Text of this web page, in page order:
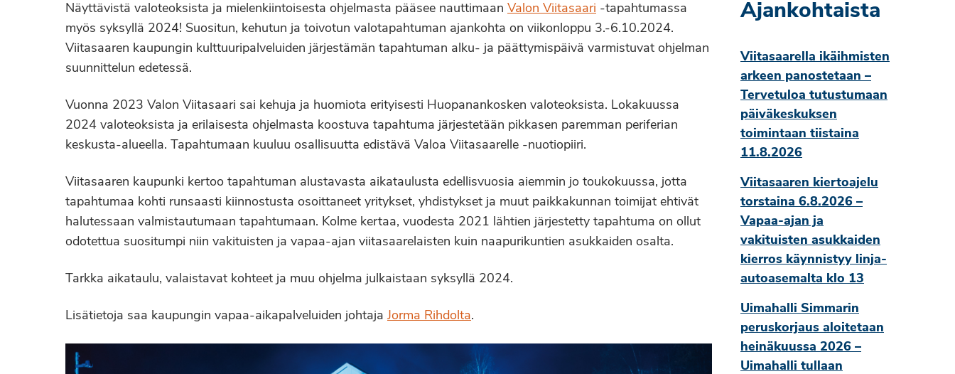
Näyttävistä valoteoksista ja mielenkiintoisesta ohjelmasta pääsee nauttimaan Valon Viitasaari -tapahtumassa
myös syksyllä 2024! Suositun, kehutun ja toivotun valotapahtuman ajankohta on viikonloppu 3.-6.10.2024.
Viitasaaren kaupungin kulttuuripalveluiden järjestämän tapahtuman alku- ja päättymispäivä varmistuvat ohjelman
suunnittelun edetessä.
Vuonna 2023 Valon Viitasaari sai kehuja ja huomiota erityisesti Huopanankosken valoteoksista. Lokakuussa
2024 valoteoksista ja erilaisesta ohjelmasta koostuva tapahtuma järjestetään pikkasen paremman periferian
keskusta-alueella. Tapahtumaan kuuluu osallisuutta edistävä Valoa Viitasaarelle -nuotiopiiri.
Viitasaaren kaupunki kertoo tapahtuman alustavasta aikataulusta edellisvuosia aiemmin jo toukokuussa, jotta
tapahtumaa kohti runsaasti kiinnostusta osoittaneet yritykset, yhdistykset ja muut paikkakunnan toimijat ehtivät
halutessaan valmistautumaan tapahtumaan. Kolme kertaa, vuodesta 2021 lähtien järjestetty tapahtuma on ollut
odotettua suositumpi niin vakituisten ja vapaa-ajan viitasaarelaisten kuin naapurikuntien asukkaiden osalta.
Tarkka aikataulu, valaistavat kohteet ja muu ohjelma julkaistaan syksyllä 2024.
Lisätietoja saa kaupungin vapaa-aikapalveluiden johtaja Jorma Rihdolta.
Ajankohtaista
Viitasaarella ikäihmisten
arkeen panostetaan –
Tervetuloa tutustumaan
päiväkeskuksen
toimintaan tiistaina
11.8.2026
Viitasaaren kiertoajelu
torstaina 6.8.2026 –
Vapaa-ajan ja
vakituisten asukkaiden
kierros käynnistyy linja-
autoasemalta klo 13
Uimahalli Simmarin
peruskorjaus aloitetaan
heinäkuussa 2026 –
Uimahalli tullaan